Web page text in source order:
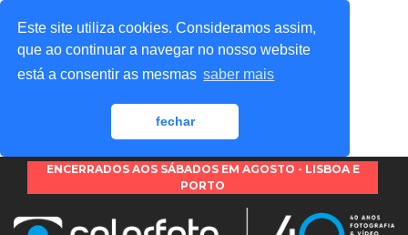
Este site utiliza cookies. Consideramos assim,
que ao continuar a navegar no nosso website
está a consentir as mesmas saber mais
fechar
ENCERRADOS AOS SÁBADOS EM AGOSTO - LISBOA E
PORTO